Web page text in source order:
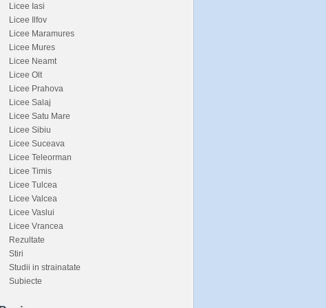
Licee Iasi
Licee Ilfov
Licee Maramures
Licee Mures
Licee Neamt
Licee Olt
Licee Prahova
Licee Salaj
Licee Satu Mare
Licee Sibiu
Licee Suceava
Licee Teleorman
Licee Timis
Licee Tulcea
Licee Valcea
Licee Vaslui
Licee Vrancea
Rezultate
Stiri
Studii in strainatate
Subiecte